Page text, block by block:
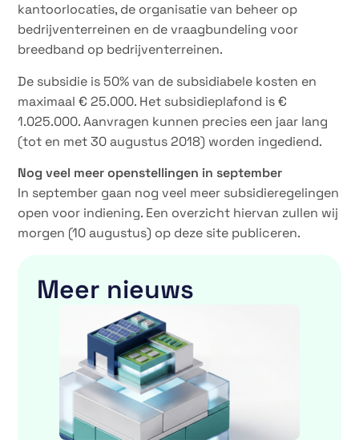
kantoorlocaties, de organisatie van beheer op
bedrijventerreinen en de vraagbundeling voor
breedband op bedrijventerreinen.
De subsidie is 50% van de subsidiabele kosten en
maximaal € 25.000. Het subsidieplafond is €
1.025.000. Aanvragen kunnen precies een jaar lang
(tot en met 30 augustus 2018) worden ingediend.
Nog veel meer openstellingen in september
In september gaan nog veel meer subsidieregelingen
open voor indiening. Een overzicht hiervan zullen wij
morgen (10 augustus) op deze site publiceren.
Meer nieuws